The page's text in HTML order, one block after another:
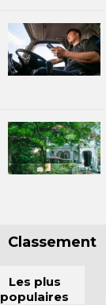
Classement
Les plus
populaires